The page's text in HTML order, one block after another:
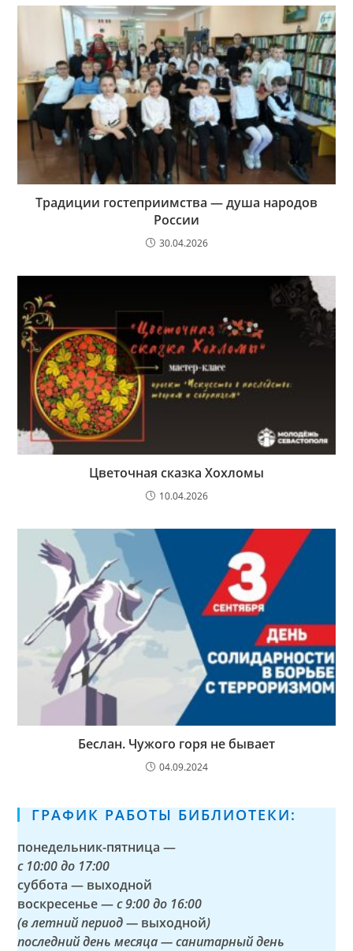
Традиции гостеприимства — душа народов
России
30.04.2026
Цветочная сказка Хохломы
10.04.2026
Беслан. Чужого горя не бывает
04.09.2024
ГРАФИК РАБОТЫ БИБЛИОТЕКИ:
понедельник-пятница —
с 10:00 до 17:00
суббота — выходной
воскресенье —с 9:00 до 16:00
(в летний период — выходной)
последний день месяца — санитарный день